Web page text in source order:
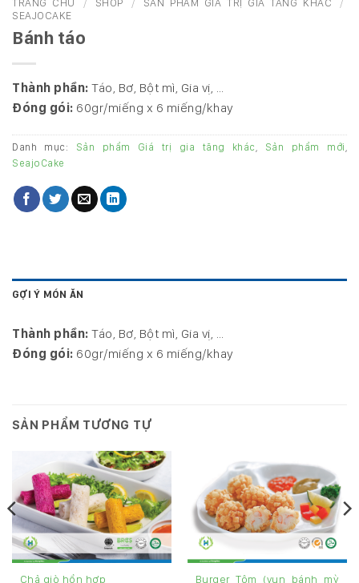
SEAJOCAKE
Bánh táo
Thành phần: Táo, Bơ, Bột mì, Gia vị, …
Đóng gói: 60gr/miếng x 6 miếng/khay
Danh mục: Sản phẩm Giá trị gia tăng khác , Sản phẩm mới ,
SeajoCake
GỢI Ý MÓN ĂN
Thành phần: Táo, Bơ, Bột mì, Gia vị, …
Đóng gói: 60gr/miếng x 6 miếng/khay
SẢN PHẨM TƯƠNG TỰ
Chả giò hổn hợp
Burger Tôm (vụn bánh mỳ